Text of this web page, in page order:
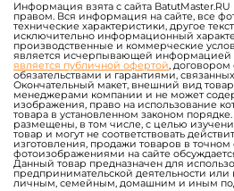
Информация взята с сайта
правом. Вся информация на сайте, все
технические характеристики, другое
исключительно информационный
производственные и коммерческие
является исчерпывающей информацией
является публичной офертой, договором
обязательствами и гарантиями,
Окончательный макет, внешний вид
менеджерами компании и не может
изображения, право на использование
товара в установленном законом
размещены, в том числе, с целью
товар и могут не соответствовать
изготовления, продажи товаров в точном
фотоизображениями на сайте
Данный товар предназначен для
предпринимательской деятельности или
личным, семейным, домашним и иным